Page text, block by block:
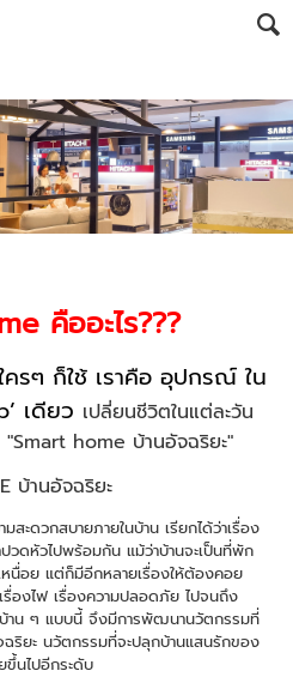
คืออะไร???
รๆ ก็ใช้ เราคือ อุปกรณ์ ใน
เดียว เปลี่ยนชีวิตในแต่ละวัน
home บ้านอัจฉริยะ"
บ้านอัจฉริยะ
สะดวกสบายภายในบ้าน เรียกได้ว่าเรื่อง
วดหัวไปพร้อมกัน แม้ว่าบ้านจะเป็นที่พัก
นื่อย แต่ก็มีอีกหลายเรื่องให้ต้องคอย
รื่องไฟ เรื่องความปลอดภัย ไปจนถึง
าน ๆ แบบนี้ จึงมีการพัฒนานวัตกรรมที่
ริยะ นวัตกรรมที่จะปลุกบ้านแสนรักของ
ขึ้นไปอีกระดับ